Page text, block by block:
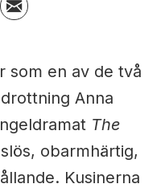
som en av de två
Anna
The
obarmhärtig,
Kusinerna